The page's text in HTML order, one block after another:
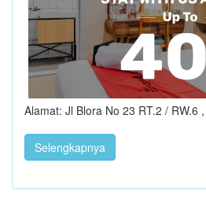
Alamat: Jl Blora No 23 RT.2 / RW.6
Selengkapnya